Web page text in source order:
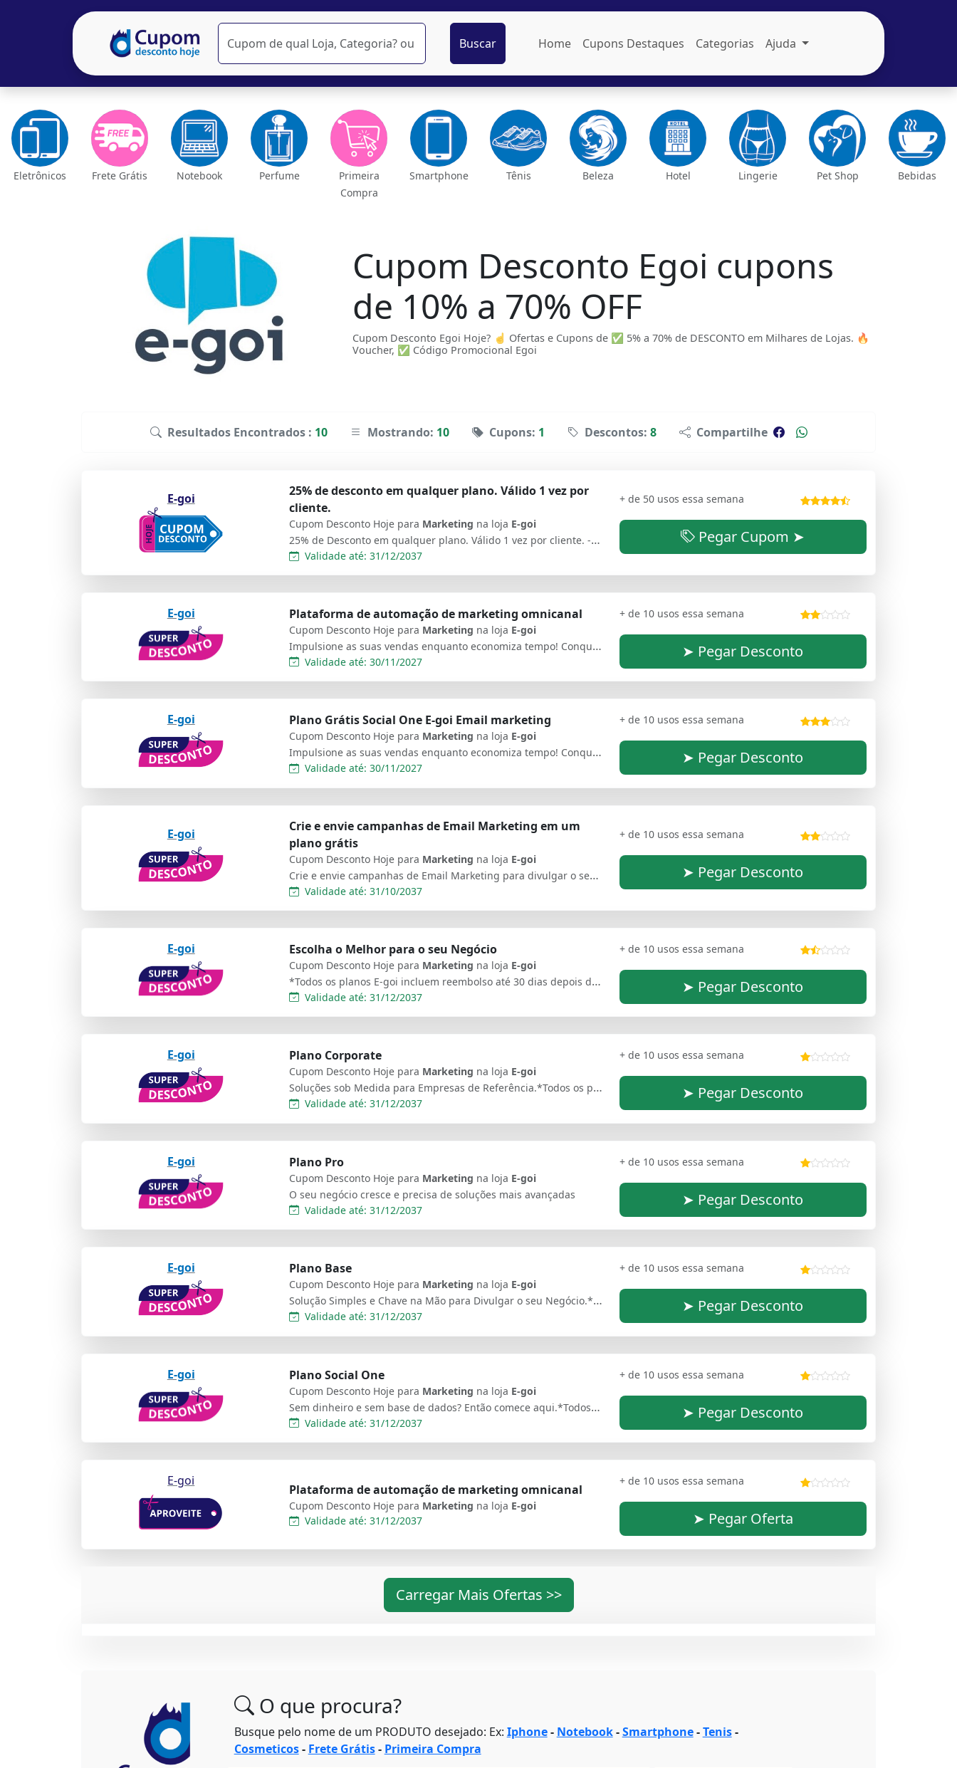
Buscar Home Cupons Destaques Categorias Ajuda
Eletrônicos Frete Grátis Notebook Perfume
Primeira
Compra
Smartphone Tênis Beleza Hotel Lingerie Pet Shop Bebidas
Cupom Desconto Egoi cupons
de 10% a 70% OFF
Cupom Desconto Egoi Hoje? ☝ Ofertas e Cupons de ✅ 5% a 70% de DESCONTO em Milhares de Lojas. 🔥
Voucher, ✅ Código Promocional Egoi
Resultados Encontrados : 10 Mostrando: 10 Cupons: 1 Descontos: 8 Compartilhe
E-goi
25% de desconto em qualquer plano. Válido 1 vez por
cliente.
Cupom Desconto Hoje para Marketing na loja E-goi
25% de Desconto em qualquer plano. Válido 1 vez por cliente. - 5001 Pague com Amor - Plano Free que permite usar a plataforma, você precisa apenas compartilhar em seu Facebook e Twitter para poder usar até 5000 contatos
Validade até: 31/12/2037
+ de 50 usos essa semana
Pegar Cupom ➤
E-goi Plataforma de automação de marketing omnicanal
Cupom Desconto Hoje para Marketing na loja E-goi
Impulsione as suas vendas enquanto economiza tempo! Conquiste novos clientes, fidelize como nunca e aumente as vendas do seu E-commerce em até 34% com uma só plataforma. Mais de 20 funcionalidades para potencializar sua marca com estratégia e eficiência!
Validade até: 30/11/2027
+ de 10 usos essa semana
➤ Pegar Desconto
E-goi Plano Grátis Social One E-goi Email marketing
Cupom Desconto Hoje para Marketing na loja E-goi
Impulsione as suas vendas enquanto economiza tempo! Conquiste novos clientes, fidelize como nunca e aumente as vendas do seu E-commerce em até 34% com uma só plataforma. Mais de 20 funcionalidades para potencializar sua marca com estratégia e eficiência!
Validade até: 30/11/2027
+ de 10 usos essa semana
➤ Pegar Desconto
E-goi
Crie e envie campanhas de Email Marketing em um
plano grátis
Cupom Desconto Hoje para Marketing na loja E-goi
Crie e envie campanhas de Email Marketing para divulgar o seu negócio. Chegue sempre ao seu destinatário. Comece a criar a sua base em um plano grátis e evolua ao seu ritmo para um plano profissional.
Validade até: 31/10/2037
+ de 10 usos essa semana
➤ Pegar Desconto
E-goi Escolha o Melhor para o seu Negócio
Cupom Desconto Hoje para Marketing na loja E-goi
*Todos os planos E-goi incluem reembolso até 30 dias depois da compra. Consulte a nossa política de reembolso.
Validade até: 31/12/2037
+ de 10 usos essa semana
➤ Pegar Desconto
E-goi Plano Corporate
Cupom Desconto Hoje para Marketing na loja E-goi
Soluções sob Medida para Empresas de Referência.*Todos os planos E-goi incluem reembolso até 30 dias depois da compra. Consulte a nossa política de reembolso.
Validade até: 31/12/2037
+ de 10 usos essa semana
➤ Pegar Desconto
E-goi Plano Pro
Cupom Desconto Hoje para Marketing na loja E-goi
O seu negócio cresce e precisa de soluções mais avançadas
Validade até: 31/12/2037
+ de 10 usos essa semana
➤ Pegar Desconto
E-goi Plano Base
Cupom Desconto Hoje para Marketing na loja E-goi
Solução Simples e Chave na Mão para Divulgar o seu Negócio.*Todos os planos E-goi incluem reembolso até 30 dias depois da compra. Consulte a nossa política de reembolso.
Validade até: 31/12/2037
+ de 10 usos essa semana
➤ Pegar Desconto
E-goi Plano Social One
Cupom Desconto Hoje para Marketing na loja E-goi
Sem dinheiro e sem base de dados? Então comece aqui.*Todos os planos E-goi incluem reembolso até 30 dias depois da compra. Consulte a nossa política de reembolso.
Validade até: 31/12/2037
+ de 10 usos essa semana
➤ Pegar Desconto
E-goi
Plataforma de automação de marketing omnicanal
Cupom Desconto Hoje para Marketing na loja E-goi
Validade até: 31/12/2037
+ de 10 usos essa semana
➤ Pegar Oferta
Carregar Mais Ofertas >>
O que procura?
Busque pelo nome de um PRODUTO desejado: Ex: Iphone- Notebook-Smartphone-Tenis-
Cosmeticos- Frete Grátis- Primeira Compra